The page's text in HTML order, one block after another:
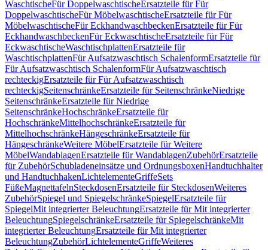
WaschtischeFür DoppelwaschtischeErsatzteile für Für
DoppelwaschtischeFür MöbelwaschtischeErsatzteile für Für
MöbelwaschtischeFür EckhandwaschbeckenErsatzteile für Für
EckhandwaschbeckenFür EckwaschtischeErsatzteile für Für
EckwaschtischeWaschtischplattenErsatzteile für
WaschtischplattenFür Aufsatzwaschtisch SchalenformErsatzteile für
Für Aufsatzwaschtisch SchalenformFür Aufsatzwaschtisch
rechteckigErsatzteile für Für Aufsatzwaschtisch
rechteckigSeitenschränkeErsatzteile für SeitenschränkeNiedrige
SeitenschränkeErsatzteile für Niedrige
SeitenschränkeHochschränkeErsatzteile für
HochschränkeMittelhochschränkeErsatzteile für
MittelhochschränkeHängeschränkeErsatzteile für
HängeschränkeWeitere MöbelErsatzteile für Weitere
MöbelWandablagenErsatzteile für WandablagenZubehörErsatzteile
für ZubehörSchubladeneinsätze und OrdnungsboxenHandtuchhalter
und HandtuchhakenLichtelementeGriffeSets
FüßeMagnettafelnSteckdosenErsatzteile für SteckdosenWeiteres
ZubehörSpiegel und SpiegelschränkeSpiegelErsatzteile für
SpiegelMit integrierter BeleuchtungErsatzteile für Mit integrierter
BeleuchtungSpiegelschränkeErsatzteile für SpiegelschränkeMit
integrierter BeleuchtungErsatzteile für Mit integrierter
BeleuchtungZubehörLichtelementeGriffeWeiteres